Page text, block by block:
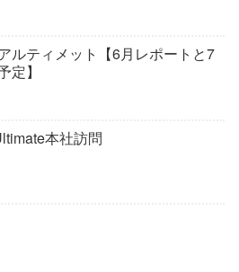
ルティメット【6月レポートと7
定】
本社訪問